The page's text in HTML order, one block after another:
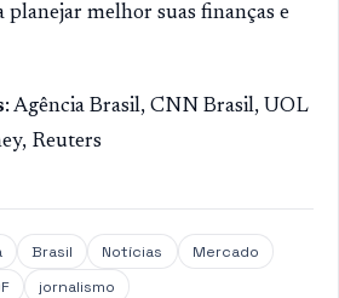
planejar melhor suas finanças e
: Agência Brasil, CNN Brasil, UOL
Reuters
Brasil Notícias
Mercado
jornalismo